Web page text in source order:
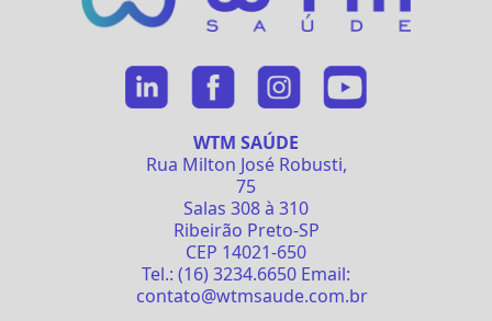
WTM SAÚDE
Rua Milton José Robusti,
75
Salas 308 à 310
Ribeirão Preto-SP
CEP 14021-650
Tel.: (16) 3234.6650 Email:
contato@wtmsaude.com.br